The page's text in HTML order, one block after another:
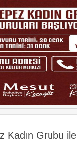
Kadın Grubu